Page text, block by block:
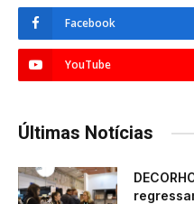
Facebook
YouTube
Últimas Notícias